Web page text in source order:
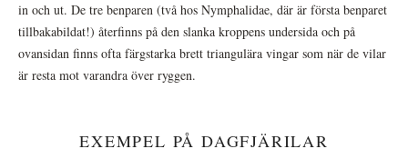
in och ut. De tre benparen (två hos Nymphalidae, där är första benparet
tillbakabildat!) återfinns på den slanka kroppens undersida och på
ovansidan finns ofta färgstarka brett triangulära vingar som när de vilar
är resta mot varandra över ryggen.
EXEMPEL PÅ DAGFJÄRILAR